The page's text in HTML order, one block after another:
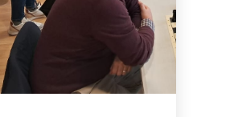
29 2